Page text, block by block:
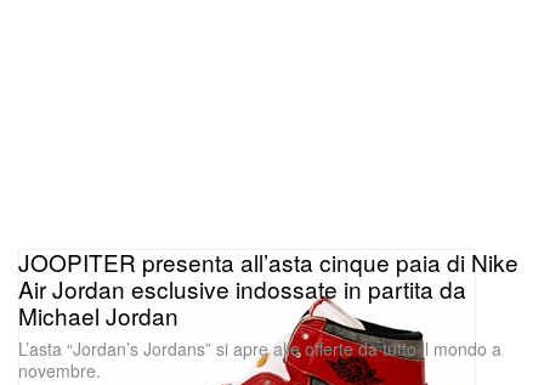
JOOPITER presenta all’asta cinque paia di Nike
Air Jordan esclusive indossate in partita da
Michael Jordan
L’asta “Jordan’s Jordans” si apre alle offerte da tutto il mondo a
novembre.